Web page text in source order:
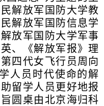
解放军国防大学教
解放军国防信息学
放军国防大学军事
、《解放军报》理
四代女飞行员周向
人员时代使命的解
留学人员更好地报
圆桌由北京海归科